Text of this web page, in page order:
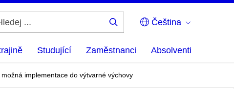
Čeština
Studující Zaměstnanci Absolventi
implementace do výtvarné výchovy